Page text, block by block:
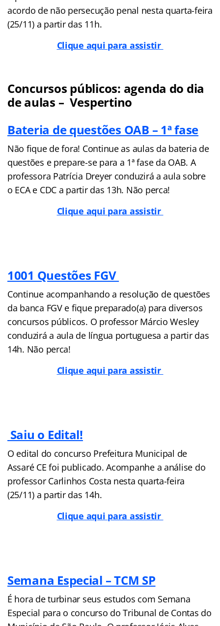
acordo de não persecução penal nesta quarta-feira
(25/11) a partir das 11h.
Clique aqui para assistir
Concursos públicos: agenda do dia
de aulas – Vespertino
Bateria de questões OAB – 1ª fase
Não fique de fora! Continue as aulas da bateria de
questões e prepare-se para a 1ª fase da OAB. A
professora Patrícia Dreyer conduzirá a aula sobre
o ECA e CDC a partir das 13h. Não perca!
Clique aqui para assistir
1001 Questões FGV
Continue acompanhando a resolução de questões
da banca FGV e fique preparado(a) para diversos
concursos públicos. O professor Márcio Wesley
conduzirá a aula de língua portuguesa a partir das
14h. Não perca!
Clique aqui para assistir
Saiu o Edital!
O edital do concurso Prefeitura Municipal de
Assaré CE foi publicado. Acompanhe a análise do
professor Carlinhos Costa nesta quarta-feira
(25/11) a partir das 14h.
Clique aqui para assistir
Semana Especial – TCM SP
É hora de turbinar seus estudos com Semana
Especial para o concurso do Tribunal de Contas do